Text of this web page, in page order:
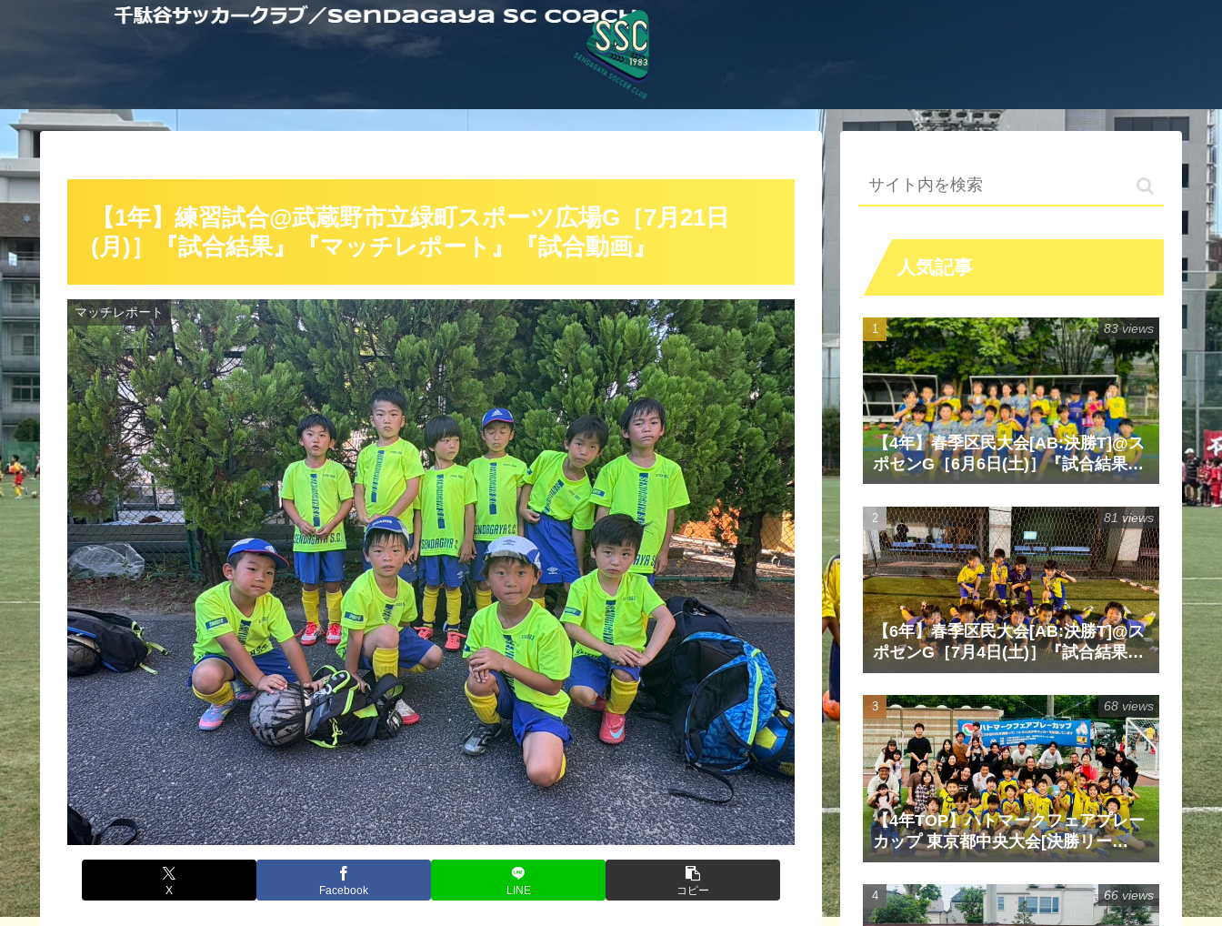
【1年】練習試合@武蔵野市立緑町スポーツ広場G［7月21日
(月)］『試合結果』『マッチレポート』『試合動画』
マッチレポート
X Facebook LINE コピー
人気記事
【4年】春季区民大会[AB:決勝T]@ス
ポセンG［6月6日(土)］『試合結果』
『マッチレポート』『試合動画』
83 views
【6年】春季区民大会[AB:決勝T]@ス
ポセンG［7月4日(土)］『試合結果』
『マッチレポート』『試合動画』
81 views
【4年TOP】ハトマークフェアプレー
カップ 東京都中央大会[決勝リー
グ]@清瀬内山運動公園サッカー場
G［6月14日(日)］『試合結果』『マ
ッチレポート』『試合動画』
68 views
66 views